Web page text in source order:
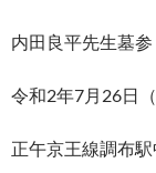
内田良平先生墓
令和2年7月26日（
正午京王線調布